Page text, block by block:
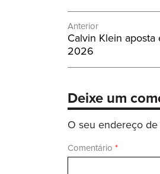
Navegação
de
Post
Anterior
Post
Anterior:
Calvin Klein
2026
Deixe um
O seu endereço
Comentário *